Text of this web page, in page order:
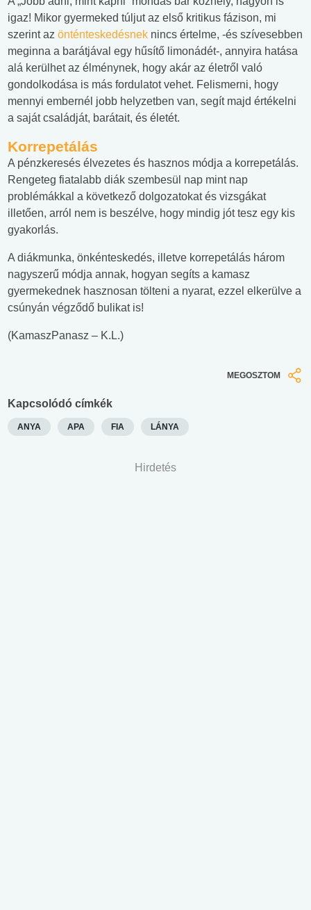
igaz! Mikor gyermeked túljut az első kritikus fázison, mi
szerint az önténteskedésnek nincs értelme, -és szívesebben
meginna a barátjával egy hűsítő limonádét-, annyira hatása
alá kerülhet az élménynek, hogy akár az életről való
gondolkodása is más fordulatot vehet. Felismerni, hogy
mennyi embernél jobb helyzetben van, segít majd értékelni
a saját családját, barátait, és életét.
Korrepetálás
A pénzkeresés élvezetes és hasznos módja a korrepetálás.
Rengeteg fiatalabb diák szembesül nap mint nap
problémákkal a következő dolgozatokat és vizsgákat
illetően, arról nem is beszélve, hogy mindig jót tesz egy kis
gyakorlás.
A diákmunka, önkénteskedés, illetve korrepetálás három
nagyszerű módja annak, hogyan segíts a kamasz
gyermekednek hasznosan tölteni a nyarat, ezzel elkerülve a
csúnyán végződő bulikat is!
(KamaszPanasz – K.L.)
MEGOSZTOM
Kapcsolódó címkék
ANYA APA FIA LÁNYA
Hirdetés